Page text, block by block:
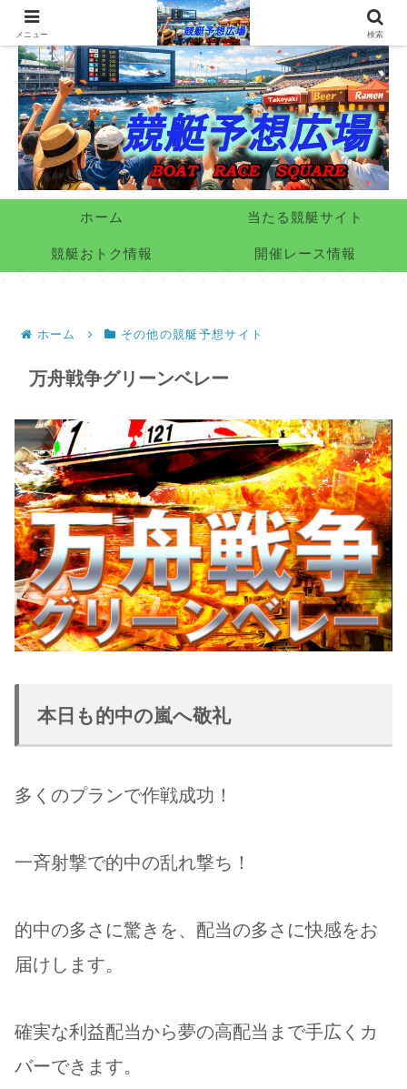
ホーム 当たる競艇サイト
競艇おトク情報 開催レース情報
ホーム その他の競艇予想サイト
万舟戦争グリーンベレー
本日も的中の嵐へ敬礼
多くのプランで作戦成功！
一斉射撃で的中の乱れ撃ち！
的中の多さに驚きを、配当の多さに快感をお
届けします。
確実な利益配当から夢の高配当まで手広くカ
バーできます。
メニュー 検索